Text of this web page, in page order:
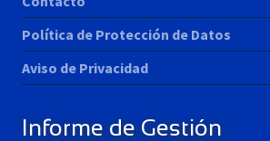
Política de Protección de Datos
Aviso de Privacidad
Informe de Gestión